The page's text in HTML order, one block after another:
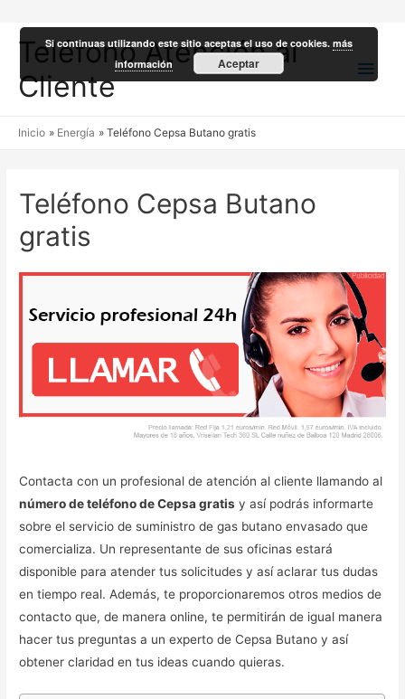
Teléfono Atención al
Cliente
Inicio Energía Teléfono Cepsa Butano gratis
Teléfono Cepsa Butano
gratis
Contacta con un profesional de atención al cliente llamando al
número de teléfono de Cepsa gratis y así podrás informarte
sobre el servicio de suministro de gas butano envasado que
comercializa. Un representante de sus oficinas estará
disponible para atender tus solicitudes y así aclarar tus dudas
en tiempo real. Además, te proporcionaremos otros medios de
contacto que, de manera online, te permitirán de igual manera
hacer tus preguntas a un experto de Cepsa Butano y así
obtener claridad en tus ideas cuando quieras.
Si continuas utilizando este sitio aceptas el uso de cookies.más
información
Aceptar